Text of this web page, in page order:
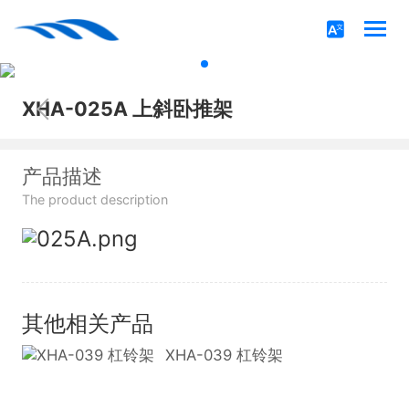
XHA-025A 上斜卧推架
产品描述
The product description
其他相关产品
XHA-039 杠铃架